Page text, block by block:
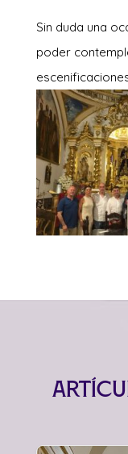
Sin duda una
poder